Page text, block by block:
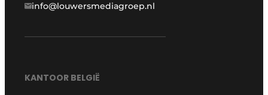
info@louwersmediagroep.nl
KANTOOR BELGIË